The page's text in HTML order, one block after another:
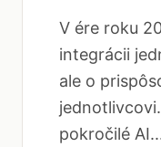
V ére roku
integrácii
ale o
pokročilé